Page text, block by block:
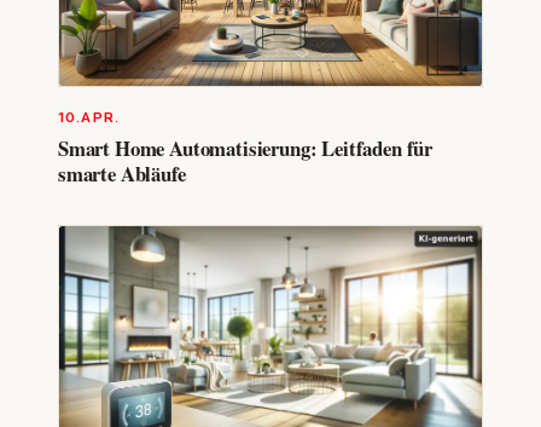
10.APR.
Smart Home Automatisierung: Leitfaden für
smarte Abläufe